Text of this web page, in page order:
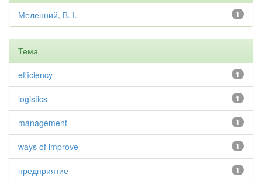
1
Меленний, В. І.
Тема
1
efficiency
1
logistics
1
management
1
ways of improve
1
предприятие